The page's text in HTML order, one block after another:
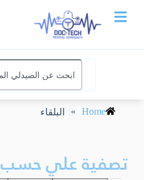
Home
» البلقاء
تصفية علي حسب